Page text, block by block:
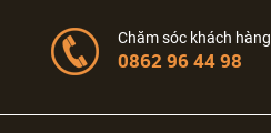
Chăm sóc khách hàng
0862 96 44 98